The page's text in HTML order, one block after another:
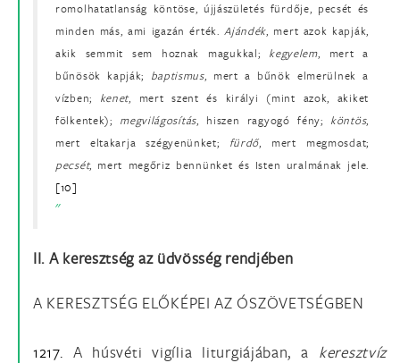
romolhatatlanság köntöse, újjászületés fürdője, pecsét és
minden más, ami igazán érték.Ajándék, mert azok kapják,
akik semmit sem hoznak magukkal; kegyelem, mert a
bűnösök kapják; baptismus, mert a bűnök elmerülnek a
vízben; kenet, mert szent és királyi (mint azok, akiket
fölkentek); megvilágosítás, hiszen ragyogó fény; köntös,
mert eltakarja szégyenünket; fürdő, mert megmosdat;
pecsét, mert megőriz bennünket és Isten uralmának jele.
[10]
II. A keresztség az üdvösség rendjében
A KERESZTSÉG ELŐKÉPEI AZ ÓSZÖVETSÉGBEN
1217. A húsvéti vigília liturgiájában, a keresztvíz